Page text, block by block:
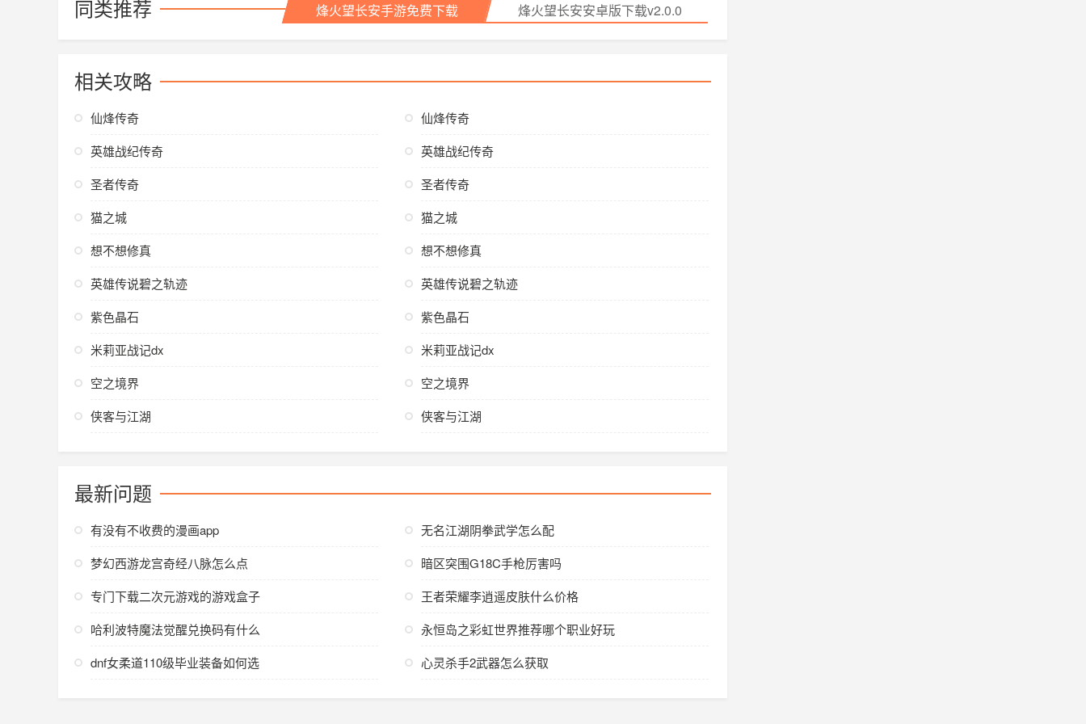
同类推荐 烽火望长安手游免费下载 烽火望长安安卓版下载v2.0.0
相关攻略
仙烽传奇
英雄战纪传奇
圣者传奇
猫之城
想不想修真
英雄传说碧之轨迹
紫色晶石
米莉亚战记dx
空之境界
侠客与江湖
仙烽传奇
英雄战纪传奇
圣者传奇
猫之城
想不想修真
英雄传说碧之轨迹
紫色晶石
米莉亚战记dx
空之境界
侠客与江湖
最新问题
有没有不收费的漫画app
梦幻西游龙宫奇经八脉怎么点
专门下载二次元游戏的游戏盒子
哈利波特魔法觉醒兑换码有什么
dnf女柔道110级毕业装备如何选
无名江湖阴拳武学怎么配
暗区突围G18C手枪厉害吗
王者荣耀李逍遥皮肤什么价格
永恒岛之彩虹世界推荐哪个职业好玩
心灵杀手2武器怎么获取